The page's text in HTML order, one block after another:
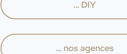
… DIY
… nos agences